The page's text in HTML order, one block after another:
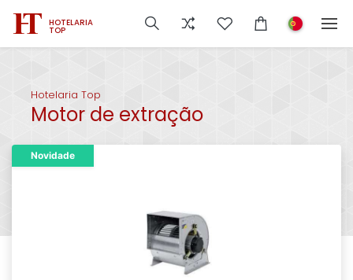
HOTELARIA
TOP
Hotelaria Top
Motor de extração
Novidade